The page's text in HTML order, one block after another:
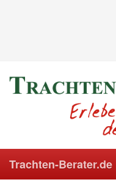
Trachten-Berater.de